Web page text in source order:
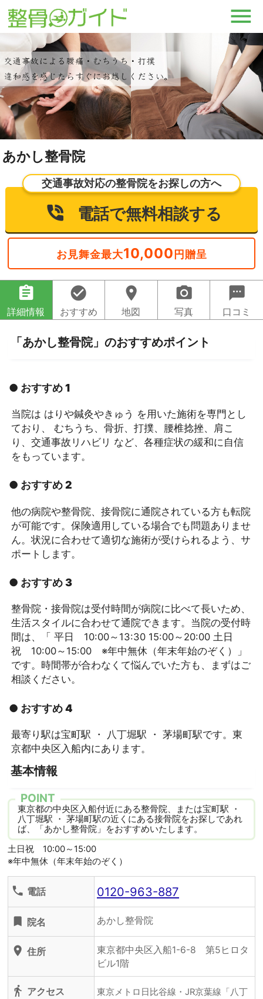
あかし整骨院
交通事故対応の整骨院をお探しの方へ
電話で無料相談する
お見舞金最大10,000 円贈呈
assignment
詳細情報
check_circle
おすすめ
location_on
地図
camera_alt
写真
sms
口コミ
「あかし整骨院」のおすすめポイント
● おすすめ 1
当院は はりや鍼灸やきゅう を用いた施術を専門とし
ており、 むちうち、骨折、打撲、腰椎捻挫、肩こ
り、交通事故リハビリ など、各種症状の緩和に自信
をもっています。
● おすすめ 2
他の病院や整骨院、接骨院に通院されている方も転院
が可能です。保険適用している場合でも問題ありませ
ん。状況に合わせて適切な施術が受けられるよう、サ
ポートします。
● おすすめ 3
整骨院・接骨院は受付時間が病院に比べて長いため、
生活スタイルに合わせて通院できます。当院の受付時
間は、「 平日 10:00～13:30 15:00～20:00 土日
祝 10:00～15:00 ※年中無休（年末年始のぞく）」
です。時間帯が合わなくて悩んでいた方も、まずはご
相談ください。
● おすすめ 4
最寄り駅は宝町駅 ・ 八丁堀駅 ・ 茅場町駅です。東
京都中央区入船内にあります。
基本情報
POINT
東京都の中央区入船付近にある整骨院、または宝町駅 ・
八丁堀駅 ・ 茅場町駅の近くにある接骨院をお探しであれ
ば、「あかし整骨院」をおすすめいたします。
土日祝 10:00～15:00
※年中無休（年末年始のぞく）
phone 電話 0120-963-887
turned_in 院名 あかし整骨院
location_on 住所
東京都中央区入船1-6-8 第5ヒロタ
ビル1階
directions_walk アクセス
東京メトロ日比谷線・JR京葉線「八丁